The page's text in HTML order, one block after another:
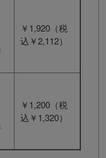
￥1,920（税
込￥2,112）
￥1,200（税
込￥1,320）